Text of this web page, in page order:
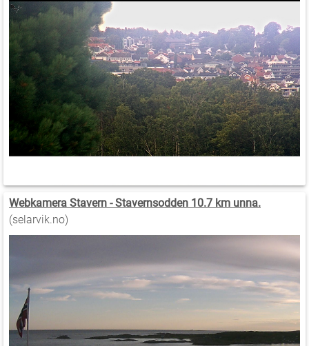
Webkamera Stavern - Stavernsodden 10.7 km unna.
(selarvik.no)